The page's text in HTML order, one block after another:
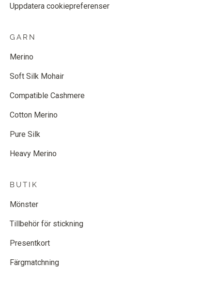
Uppdatera cookiepreferenser
GARN
Merino
Soft Silk Mohair
Compatible Cashmere
Cotton Merino
Pure Silk
Heavy Merino
BUTIK
Mönster
Tillbehör för stickning
Presentkort
Färgmatchning